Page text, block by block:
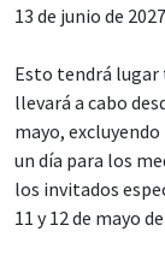
13 de junio de
Esto tendrá lugar
llevará a cabo
mayo,
un día para los
los invitados
11 y 12 de mayo